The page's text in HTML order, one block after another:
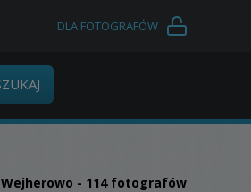
DLA FOTOGRAFÓW
Wejherowo - 114 fotografów